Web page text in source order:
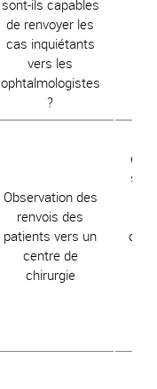
sont-ils capables
de renvoyer les
cas inquiétants
vers les
ophtalmologistes
?
Observation des
renvois des
patients vers un
centre de
chirurgie